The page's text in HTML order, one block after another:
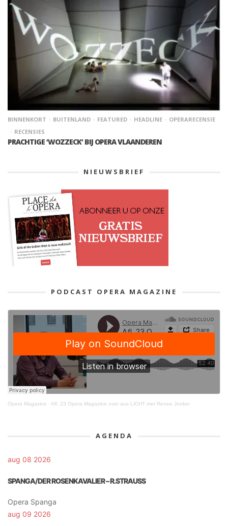
BINNENKORT BUITENLAND FEATURED HEADLINE
OPERARECENSIE
RECENSIES
PRACHTIGE ‘WOZZECK’ BIJ OPERA VLAANDEREN
NIEUWSBRIEF
PODCAST OPERA MAGAZINE
Opera Magazine · Afl. 23 Opera Magazine over aus LICHT met Renee Jonker
AGENDA
aug 08 2026
SPANGA/DER ROSENKAVALIER – R.STRAUSS
Opera Spanga
aug 09 2026